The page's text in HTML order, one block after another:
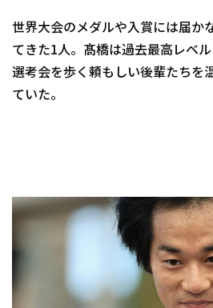
世界大会のメダルや入賞には届か
てきた1人。髙橋は過去最高レベ
選考会を歩く頼もしい後輩たちを
ていた。